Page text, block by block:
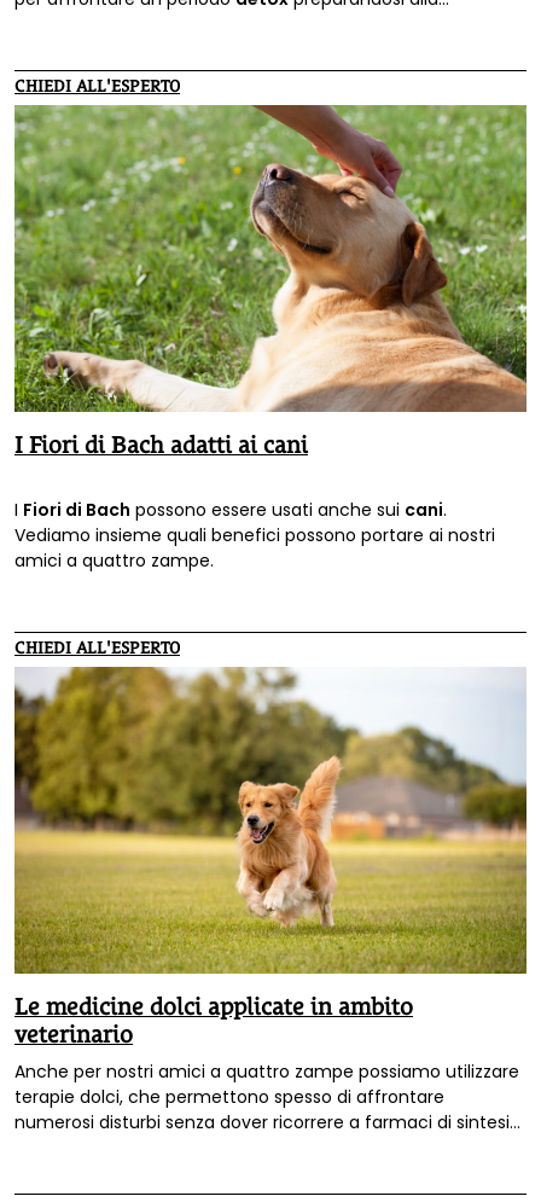
CHIEDI ALL'ESPERTO
I Fiori di Bach adatti ai cani
I Fiori di Bach possono essere usati anche sui cani.
Vediamo insieme quali benefici possono portare ai nostri
amici a quattro zampe.
CHIEDI ALL'ESPERTO
Le medicine dolci applicate in ambito
veterinario
Anche per nostri amici a quattro zampe possiamo utilizzare
terapie dolci, che permettono spesso di affrontare
numerosi disturbi senza dover ricorrere a farmaci di sintesi